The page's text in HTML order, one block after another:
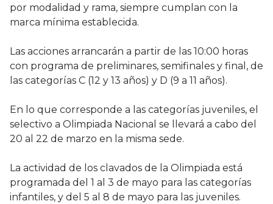
por modalidad y rama, siempre cumplan con la
marca mínima establecida.
Las acciones arrancarán a partir de las 10:00 horas
con programa de preliminares, semifinales y final, de
las categorías C (12 y 13 años) y D (9 a 11 años).
En lo que corresponde a las categorías juveniles, el
selectivo a Olimpiada Nacional se llevará a cabo del
20 al 22 de marzo en la misma sede.
La actividad de los clavados de la Olimpiada está
programada del 1 al 3 de mayo para las categorías
infantiles, y del 5 al 8 de mayo para las juveniles.